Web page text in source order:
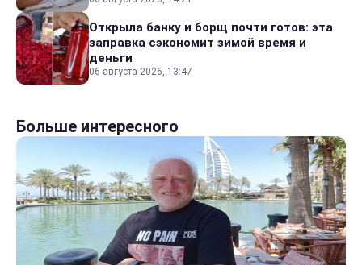
Открыла банку и борщ почти готов: эта
заправка сэкономит зимой время и
деньги
06 августа 2026, 13:47
Больше интересного